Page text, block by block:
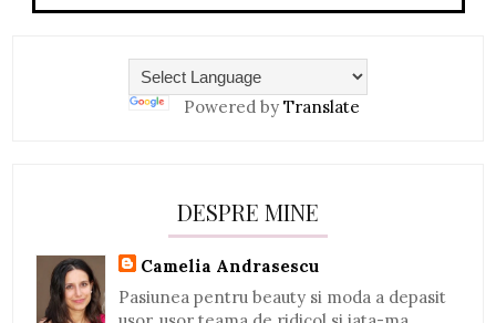
Powered by Translate
DESPRE MINE
Camelia Andrasescu
Pasiunea pentru beauty si moda a depasit